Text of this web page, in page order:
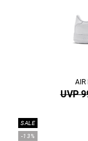
AIR
UVP
SALE
-13%